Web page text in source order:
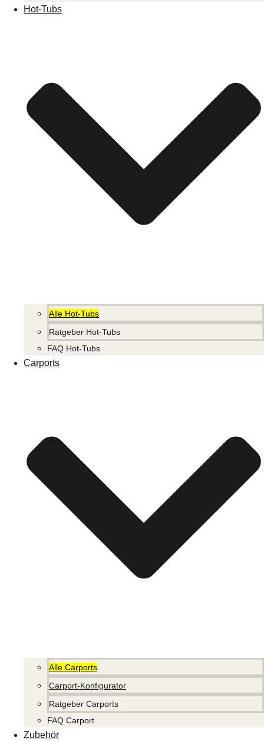
Hot-Tubs
Alle Hot-Tubs
Ratgeber Hot-Tubs
FAQ Hot-Tubs
Carports
Alle Carports
Carport-Konfigurator
Ratgeber Carports
FAQ Carport
Zubehör